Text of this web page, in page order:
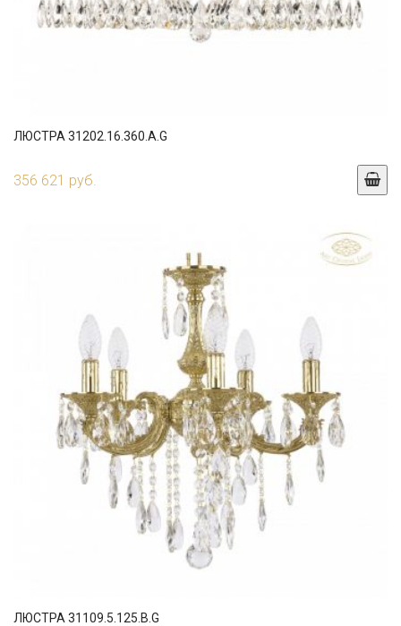
ЛЮСТРА 31202.16.360.A.G
356 621 руб.
ЛЮСТРА 31109.5.125.B.G